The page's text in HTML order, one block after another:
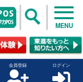
MENU
会員登録 ログイン